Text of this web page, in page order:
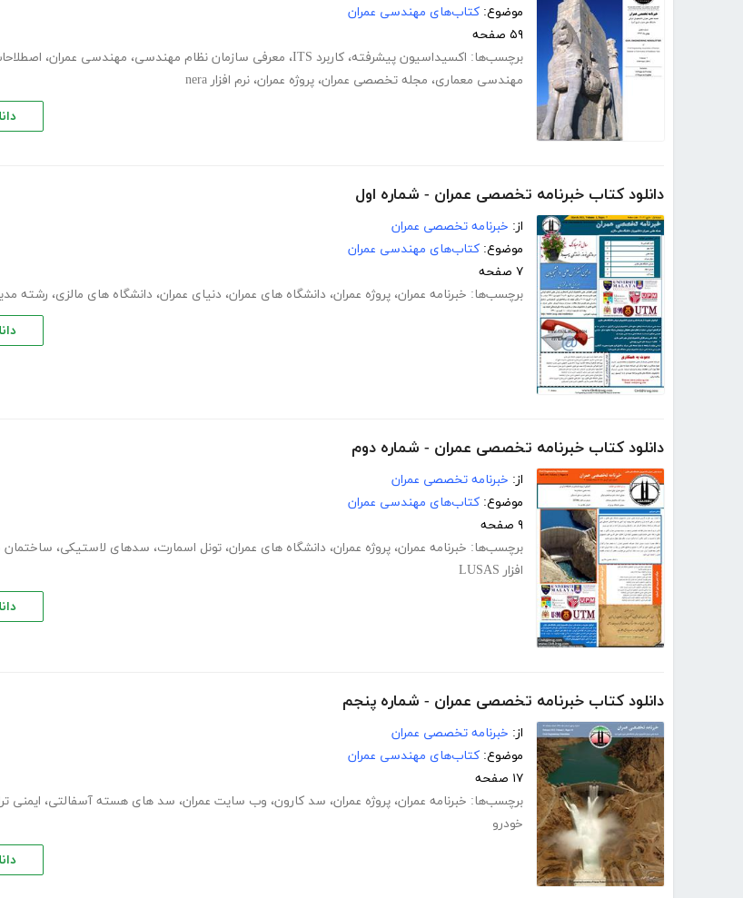
موضوع: کتاب‌های مهندسی عمران
۵۹ صفحه
برچسب‌ها: اکسیداسیون پیشرفته، کاربرد ITS ، معرفی سازمان نظام مهندسی، مهندسی عمران،
مهندسی معماری، مجله تخصصی عمران، پروژه عمران، نرم افزار nera
دانلود کتاب خبرنامه تخصصی عمران - شماره اول
از: خبرنامه تخصصی عمران
موضوع: کتاب‌های مهندسی عمران
۷ صفحه
برچسب‌ها: خبرنامه عمران، پروژه عمران، دانشگاه های عمران، دنیای عمران، دانشگاه های مالزی، رشته
دانلود کتاب خبرنامه تخصصی عمران - شماره دوم
از: خبرنامه تخصصی عمران
موضوع: کتاب‌های مهندسی عمران
۹ صفحه
برچسب‌ها: خبرنامه عمران، پروژه عمران، دانشگاه های عمران، تونل اسمارت، سدهای لاستیکی، ساختمان
افزار LUSAS
دانلود کتاب خبرنامه تخصصی عمران - شماره پنجم
از: خبرنامه تخصصی عمران
موضوع: کتاب‌های مهندسی عمران
۱۷ صفحه
برچسب‌ها: خبرنامه عمران، پروژه عمران، سد کارون، وب سایت عمران، سد های هسته آسفالتی، ایمنی
خودرو